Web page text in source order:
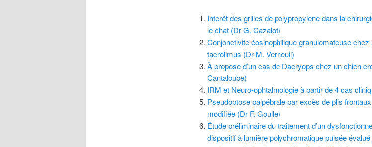
Interêt des grilles de polypropylene dans la
le chat (Dr G. Cazalot)
Conjonctivite éosinophilique granulomateuse
tacrolimus (Dr M. Verneuil)
À propose d’un cas de Dacryops chez un chien
Cantaloube)
IRM et Neuro-ophtalmologie à partir de 4 cas
Pseudoptose palpébrale par excès de plis
modifiée (Dr F. Goulle)
Étude préliminaire du traitement d’un
dispositif à lumière polychromatique pulsée